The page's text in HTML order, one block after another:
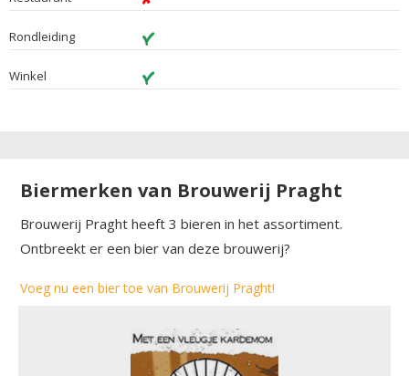
Rondleiding
Winkel
Biermerken van Brouwerij Praght
Brouwerij Praght heeft 3 bieren in het assortiment.
Ontbreekt er een bier van deze brouwerij?
Voeg nu een bier toe van Brouwerij Praght!